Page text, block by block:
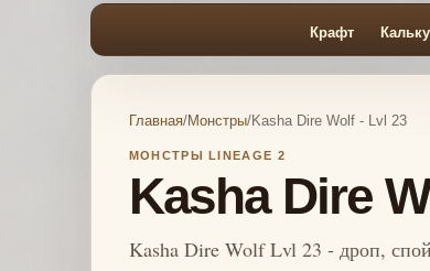
Крафт
Главная/Монстры/Kasha Dire Wolf - Lvl 23
МОНСТРЫ LINEAGE 2
Kasha Dire
Kasha Dire Wolf Lvl 23 - дроп,